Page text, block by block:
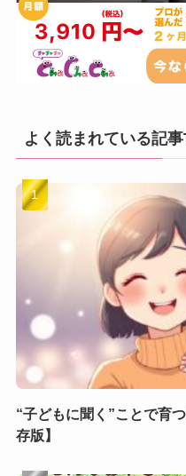
よく読まれている記
“子どもに聞く”ことで育
存版】